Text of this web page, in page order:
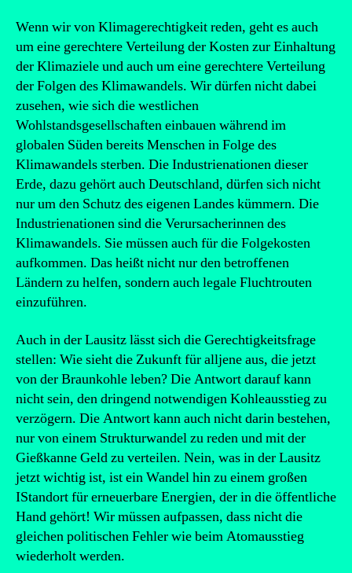
Wenn wir von Klimagerechtigkeit reden, geht es auch
um eine gerechtere Verteilung der Kosten zur Einhaltung
der Klimaziele und auch um eine gerechtere Verteilung
der Folgen des Klimawandels. Wir dürfen nicht dabei
zusehen, wie sich die westlichen
Wohlstandsgesellschaften einbauen während im
globalen Süden bereits Menschen in Folge des
Klimawandels sterben. Die Industrienationen dieser
Erde, dazu gehört auch Deutschland, dürfen sich nicht
nur um den Schutz des eigenen Landes kümmern. Die
Industrienationen sind die Verursacherinnen des
Klimawandels. Sie müssen auch für die Folgekosten
aufkommen. Das heißt nicht nur den betroffenen
Ländern zu helfen, sondern auch legale Fluchtrouten
einzuführen.
Auch in der Lausitz lässt sich die Gerechtigkeitsfrage
stellen: Wie sieht die Zukunft für alljene aus, die jetzt
von der Braunkohle leben? Die Antwort darauf kann
nicht sein, den dringend notwendigen Kohleausstieg zu
verzögern. Die Antwort kann auch nicht darin bestehen,
nur von einem Strukturwandel zu reden und mit der
Gießkanne Geld zu verteilen. Nein, was in der Lausitz
jetzt wichtig ist, ist ein Wandel hin zu einem großen
IStandort für erneuerbare Energien, der in die öffentliche
Hand gehört! Wir müssen aufpassen, dass nicht die
gleichen politischen Fehler wie beim Atomausstieg
wiederholt werden.